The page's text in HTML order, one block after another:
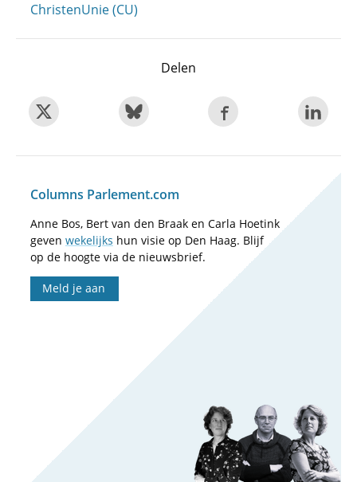
ChristenUnie (CU)
Delen
Columns Parlement.com
Anne Bos, Bert van den Braak en Carla Hoetink
geven wekelijks hun visie op Den Haag. Blijf
op de hoogte via de nieuwsbrief.
Meld je aan